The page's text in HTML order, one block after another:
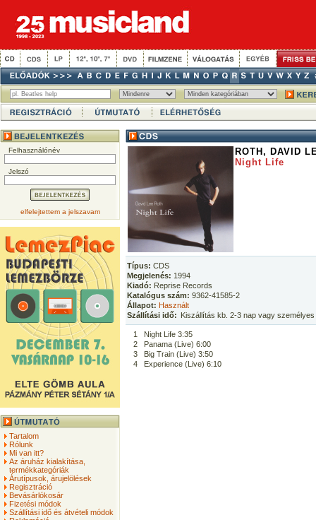
Felhasználónév
Jelszó
elfelejtettem a jelszavam
Tartalom
Rólunk
Mi van itt?
Az áruház kialakítása,
termékkategóriák
Árutípusok, árujelölések
Regisztráció
Bevásárlókosár
Fizetési módok
Szállítási idő és átvételi módok
ROTH, DAVID
Night Life
Típus: CDS
Megjelenés: 1994
Kiadó: Reprise Records
Katalógus szám: 9362-41585-2
Állapot: Használt
Szállítási idő: Kiszállítás kb. 2-3 nap vagy
1
Night Life 3:35
2
Panama (Live) 6:00
3
Big Train (Live) 3:50
4
Experience (Live) 6:10